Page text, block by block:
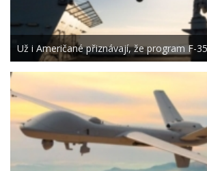
Už i Američané přiznávají, že program F-